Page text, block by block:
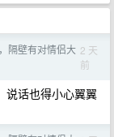
隔壁有对情侣大 2 天
前
说话也得小心翼翼